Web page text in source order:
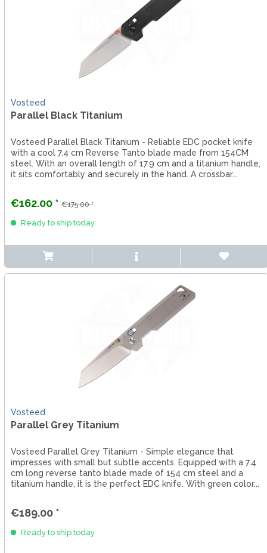
Vosteed
Parallel Black Titanium
Vosteed Parallel Black Titanium - Reliable EDC pocket knife
with a cool 7.4 cm Reverse Tanto blade made from 154CM
steel. With an overall length of 17.9 cm and a titanium handle,
it sits comfortably and securely in the hand. A crossbar...
€162.00 * €175.00 *
Ready to ship today
Vosteed
Parallel Grey Titanium
Vosteed Parallel Grey Titanium - Simple elegance that
impresses with small but subtle accents. Equipped with a 7.4
cm long reverse tanto blade made of 154 cm steel and a
titanium handle, it is the perfect EDC knife. With green color...
€189.00 *
Ready to ship today